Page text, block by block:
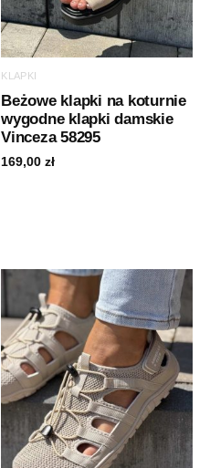
KLAPKI
Beżowe klapki na koturnie
wygodne klapki damskie
Vinceza 58295
169,00zł